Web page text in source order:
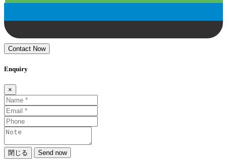
Contact Now
Enquiry
×
閉じる Send now